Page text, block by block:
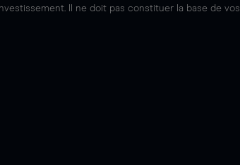
Il ne doit pas constituer la base de vos